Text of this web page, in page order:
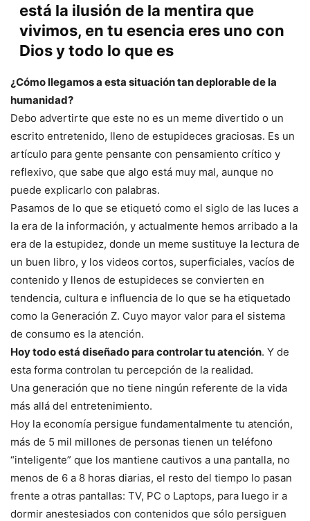
está la ilusión de la mentira que
vivimos, en tu esencia eres uno con
Dios y todo lo que es
¿Cómo llegamos a esta situación tan deplorable de la
humanidad?
Debo advertirte que este no es un meme divertido o un
escrito entretenido, lleno de estupideces graciosas. Es un
artículo para gente pensante con pensamiento crítico y
reflexivo, que sabe que algo está muy mal, aunque no
puede explicarlo con palabras.
Pasamos de lo que se etiquetó como el siglo de las luces a
la era de la información, y actualmente hemos arribado a la
era de la estupidez, donde un meme sustituye la lectura de
un buen libro, y los videos cortos, superficiales, vacíos de
contenido y llenos de estupideces se convierten en
tendencia, cultura e influencia de lo que se ha etiquetado
como la Generación Z. Cuyo mayor valor para el sistema
de consumo es la atención.
Hoy todo está diseñado para controlar tu atención. Y de
esta forma controlan tu percepción de la realidad.
Una generación que no tiene ningún referente de la vida
más allá del entretenimiento.
Hoy la economía persigue fundamentalmente tu atención,
más de 5 mil millones de personas tienen un teléfono
“inteligente” que los mantiene cautivos a una pantalla, no
menos de 6 a 8 horas diarias, el resto del tiempo lo pasan
frente a otras pantallas: TV, PC o Laptops, para luego ir a
dormir anestesiados con contenidos que sólo persiguen